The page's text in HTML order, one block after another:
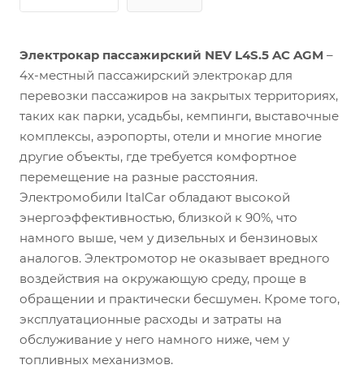
Электрокар пассажирский NEV L4S.5 AC AGM –
4х-местный пассажирский электрокар для
перевозки пассажиров на закрытых территориях,
таких как парки, усадьбы, кемпинги, выставочные
комплексы, аэропорты, отели и многие многие
другие объекты, где требуется комфортное
перемещение на разные расстояния.
Электромобили ItalCar обладают высокой
энергоэффективностью, близкой к 90%, что
намного выше, чем у дизельных и бензиновых
аналогов. Электромотор не оказывает вредного
воздействия на окружающую среду, проще в
обращении и практически бесшумен. Кроме того,
эксплуатационные расходы и затраты на
обслуживание у него намного ниже, чем у
топливных механизмов.